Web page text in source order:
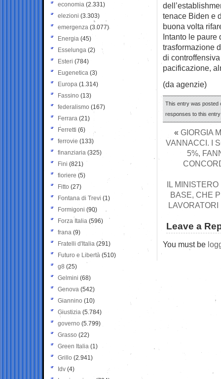
tenace Biden e
buona volta
Intanto le paure
trasformazione
di
pacificazione,
(da agenzie)
This entry was posted
responses to this
« GIORGIA
VANNACCI. I
5%,
IL
BASE, CHE
Leave a
You must be
economia (2.331)
elezioni (3.303)
emergenza (3.077)
Energia (45)
Esselunga (2)
Esteri (784)
Eugenetica (3)
Europa (1.314)
Fassino (13)
federalismo (167)
Ferrara (21)
Ferretti (6)
ferrovie (133)
finanziaria (325)
Fini (821)
fioriere (5)
Fitto (27)
Fontana di Trevi (1)
Formigoni (90)
Forza Italia (596)
frana (9)
Fratelli d'Italia (291)
Futuro e Libertà (510)
g8 (25)
Gelmini (68)
Genova (542)
Giannino (10)
Giustizia (5.784)
governo (5.799)
Grasso (22)
Green Italia (1)
Grillo (2.941)
Idv (4)